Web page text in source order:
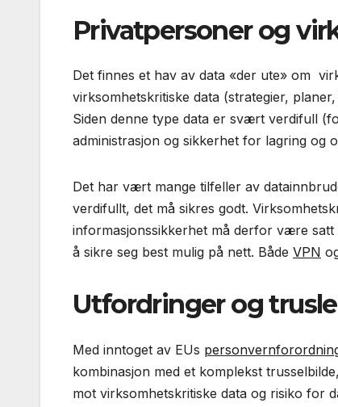
Privatpersoner og
Det finnes et hav av data «der ute» om
virksomhetskritiske data (strategier,
Siden denne type data er svært verdifull
administrasjon og sikkerhet for lagring og
Det har vært mange tilfeller av
verdifullt, det må sikres godt.
informasjonssikkerhet må derfor være
å sikre seg best mulig på nett. Både VPN
Utfordringer og
Med inntoget av EUs
kombinasjon med et komplekst
mot virksomhetskritiske data og risiko for